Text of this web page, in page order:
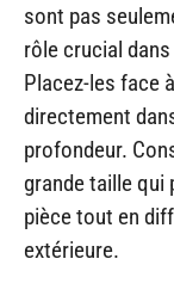
sont pas
rôle crucial
Placez-les face
directement
profondeur.
grande taille qui
pièce tout en
extérieure.